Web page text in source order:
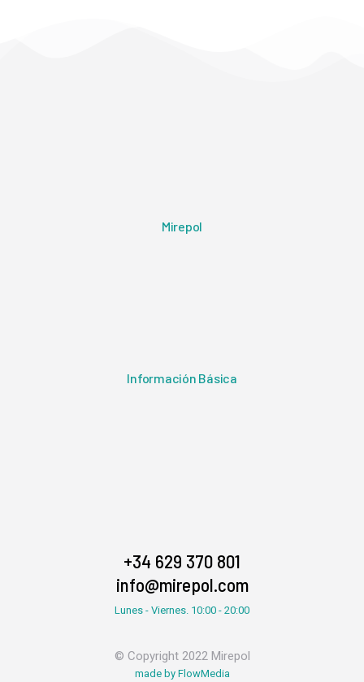
Mirepol
Información Básica
+34 629 370 801
info@mirepol.com
Lunes - Viernes. 10:00 - 20:00
© Copyright 2022 Mirepol
made by FlowMedia